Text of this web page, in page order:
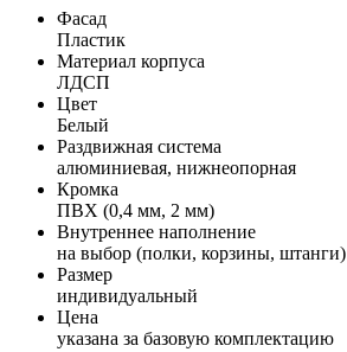
Фасад
Пластик
Материал корпуса
ЛДСП
Цвет
Белый
Раздвижная система
алюминиевая, нижнеопорная
Кромка
ПВХ (0,4 мм, 2 мм)
Внутреннее наполнение
на выбор (полки, корзины, штанги)
Размер
индивидуальный
Цена
указана за базовую комплектацию